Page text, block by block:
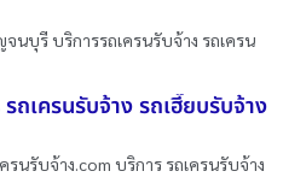
นบุรี บริการรถเครนรับจ้าง รถเครน
ถเครนรับจ้าง รถเฮี๊ยบรับจ้าง
รนรับจ้าง.com บริการ รถเครนรับจ้าง